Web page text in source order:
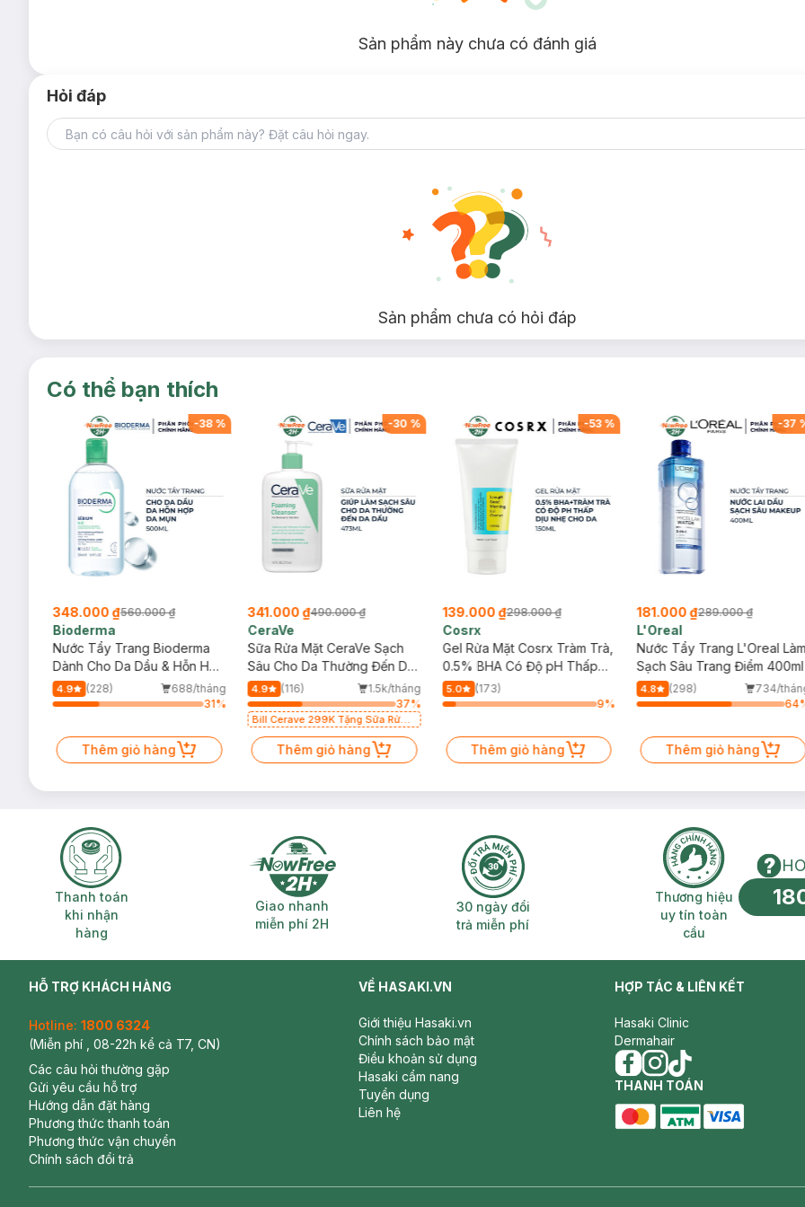
Ngày sản xuất:
Hạn sử dụng:3 năm kể từ ngày sản xuất.
Sản phẩm này chưa có đánh giá
Hỏi đáp
Sản phẩm chưa có hỏi đáp
Có thể bạn thích
-38%
348.000 ₫560.000 ₫
Bioderma
Nước Tẩy Trang Bioderma
Dành Cho Da Dầu & Hỗn Hợp
500ml
4.9 (228)
688/tháng
31%
Thêm giỏ hàng
-30 %
341.000 ₫490.000 ₫
CeraVe
Sữa Rửa Mặt CeraVe Sạch
Sâu Cho Da Thường Đến Da
Dầu 473ml
4.9 (116)
1.5k/tháng
37%
Bill Cerave 299K Tặng Sữa Rửa
Thêm giỏ hàng
-53%
139.000 ₫298.000 ₫
Cosrx
Gel Rửa Mặt Cosrx Tràm Trà,
0.5% BHA Có Độ pH Thấp
150ml
5.0
(173)
9%
Thêm giỏ hàng
-37
181.000 ₫289.000 ₫
L'Oreal
Nước Tẩy Trang L'Oreal
Sạch Sâu Trang Điểm 400ml
4.8 (298)
734/
64
Thêm giỏ hàng
Thanh toán khi nhận hàng
Thanh toán
khi nhận
hàng
Giao nhanh miễn phí 2H
Giao nhanh
miễn phí 2H
30 ngày đổi trả miễn phí
30 ngày đổi
trả miễn phí
Thương hiệu
Thương hiệu
uy tín toàn
cầu
HỖ TRỢ KHÁCH HÀNG
Hotline: 1800 6324
(Miễn phí , 08-22h kể cả T7, CN)
Các câu hỏi thường gặp
Gửi yêu cầu hỗ trợ
Hướng dẫn đặt hàng
Phương thức thanh toán
Phương thức vận chuyển
Chính sách đổi trả
VỀ HASAKI.VN
Giới thiệu Hasaki.vn
Chính sách bảo mật
Điều khoản sử dụng
Hasaki cẩm nang
Tuyển dụng
Liên hệ
HỢP TÁC & LIÊN KẾT
Hasaki Clinic
Dermahair
facebook
instagram
tiktok
THANH TOÁN